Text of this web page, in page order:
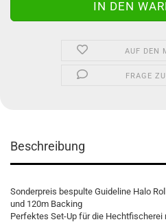
AUF DEN
FRAGE
Beschreibung
Sonderpreis bespulte Guideline Halo
und 120m Backing
Perfektes Set-Up für die Hechtfischerei